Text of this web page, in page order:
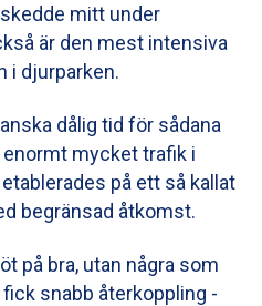
mitt under
är den mest intensiva
i djurparken.
­dålig tid för sådana
mycket trafik i
på ett så kallat
begränsad åtkomst.
på bra, utan några som
snabb återkoppling